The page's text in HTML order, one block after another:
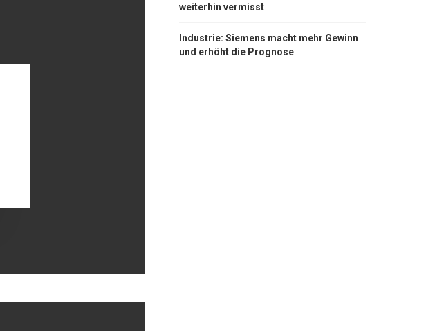
weiterhin vermisst
Industrie: Siemens macht mehr Gewinn
und erhöht die Prognose